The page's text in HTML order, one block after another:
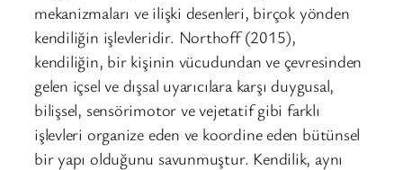
mekanizmaları ve ilişki desenleri, birçok yönden
kendiliğin işlevleridir. Northoff (2015),
kendiliğin, bir kişinin vücudundan ve çevresinden
gelen içsel ve dışsal uyarıcılara karşı duygusal,
bilişsel, sensörimotor ve vejetatif gibi farklı
işlevleri organize eden ve koordine eden bütünsel
bir yapı olduğunu savunmuştur. Kendilik, aynı